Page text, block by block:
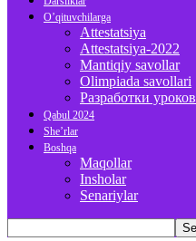
O’qituvchilarga
Attestatsiya
Attestatsiya-2022
Mantiqiy savollar
Olimpiada savollari
Разработки уроков
Qabul 2024
She’rlar
Boshqa
Maqollar
Insholar
Senariylar